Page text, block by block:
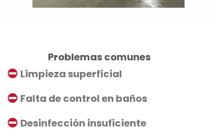
Problemas comunes
Limpieza superficial
Falta de control en baños
Desinfección insuficiente